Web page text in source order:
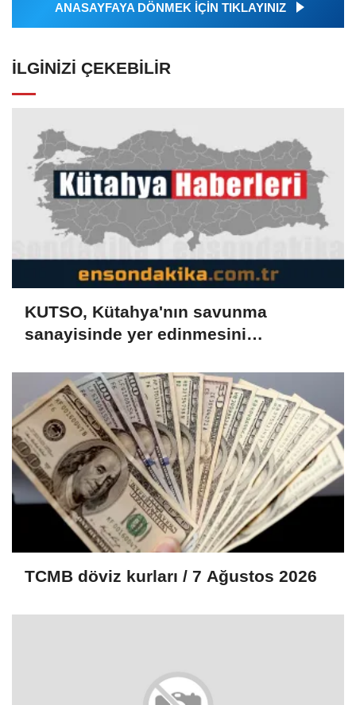
ANASAYFAYA DÖNMEK İÇİN TIKLAYINIZ
İLGINIZI ÇEKEBILIR
KUTSO, Kütahya'nın savunma
sanayisinde yer edinmesini
TCMB döviz kurları / 7 Ağustos 2026